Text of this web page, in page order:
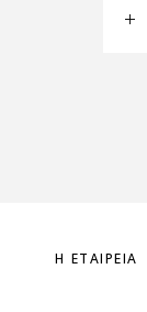
Η ΕΤΑΙΡΕΊΑ